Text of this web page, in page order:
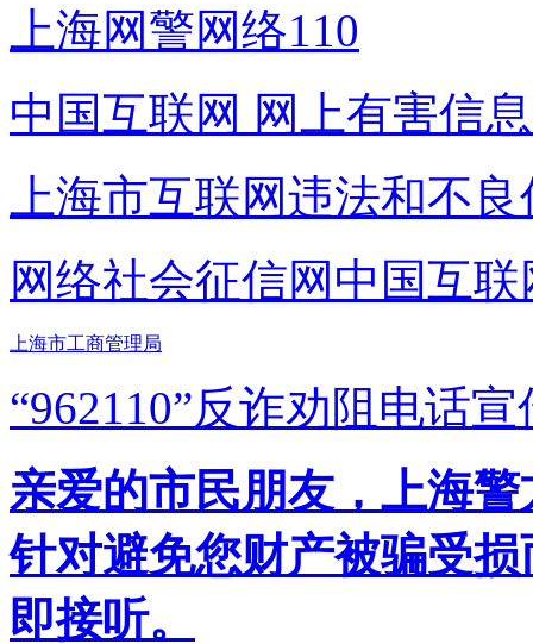
上海网警网络110
中国互联网 网上有害信
上海市互联网违法和不
网络社会征信网 中国互
上海市工商管理局
“962110”反诈劝阻电话宣
亲爱的市民朋友，上海
针对避免您财产被骗受
即接听。